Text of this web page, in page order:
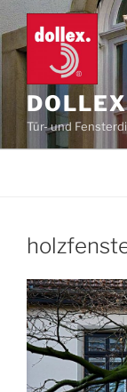
Zum
Inhalt
springen
Tür- und